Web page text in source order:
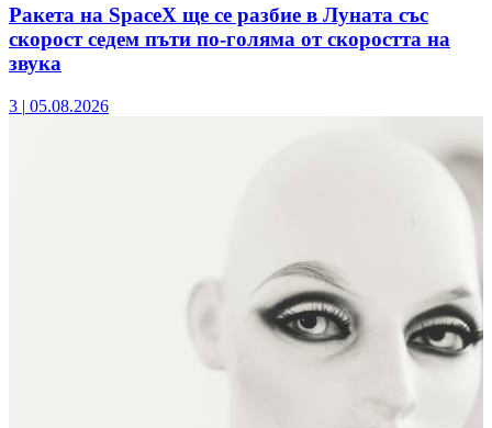
Ракета на SpaceX ще се разбие в Луната със
скорост седем пъти по-голяма от скоростта на
звука
3 | 05.08.2026